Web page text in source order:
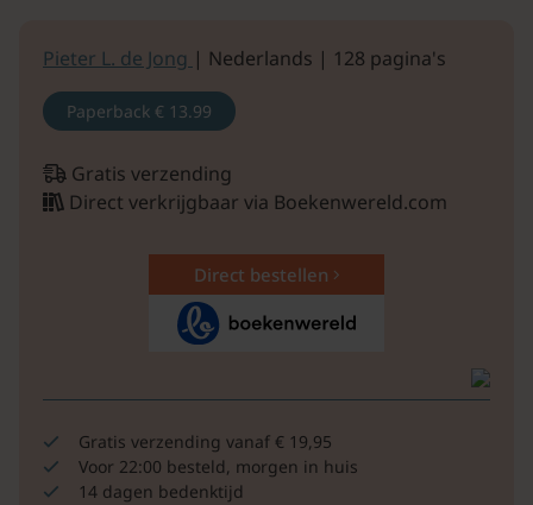
Pieter L. de Jong | Nederlands | 128 pagina's
Paperback € 13.99
Gratis verzending
Direct verkrijgbaar via Boekenwereld.com
Direct bestellen
Gratis verzending vanaf € 19,95
Voor 22:00 besteld, morgen in huis
14 dagen bedenktijd